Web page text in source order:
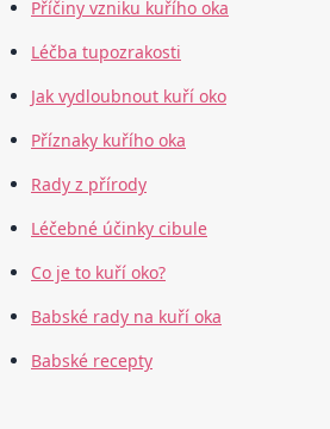
Příčiny vzniku kuřího oka
Léčba tupozrakosti
Jak vydloubnout kuří oko
Příznaky kuřího oka
Rady z přírody
Léčebné účinky cibule
Co je to kuří oko?
Babské rady na kuří oka
Babské recepty